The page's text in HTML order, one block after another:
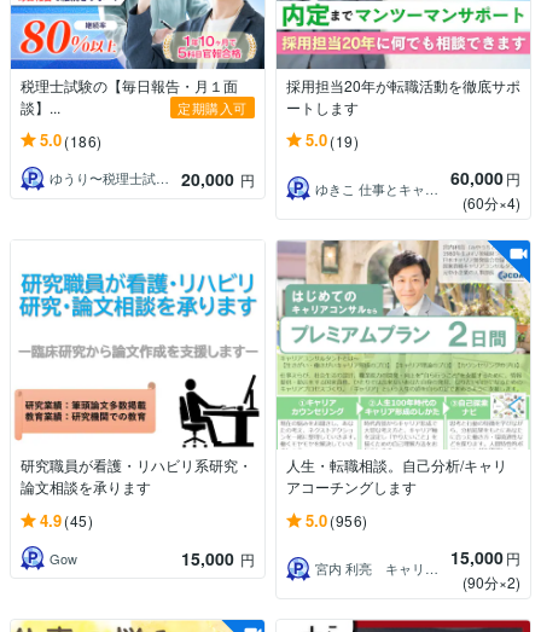
税理士試験の【毎日報告・月１面
談】...
定期購入可
5.0(186)
ゆうり〜税理士試験最短合格【1年10ヶ月 20,000 円
採用担当20年が転職活動を徹底サポ
ートします
5.0(19)
ゆきこ 仕事とキャリアの先生 60,000円
(60分×4)
研究職員が看護・リハビリ系研究・
論文相談を承ります
4.9(45)
Gow 15,000 円
人生・転職相談。自己分析/キャリ
アコーチングします
5.0(956)
宮内 利亮 キャリアコンサルタント 15,000円
(90分×2)